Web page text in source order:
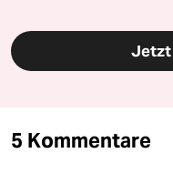
Jetzt
5 Kommentare